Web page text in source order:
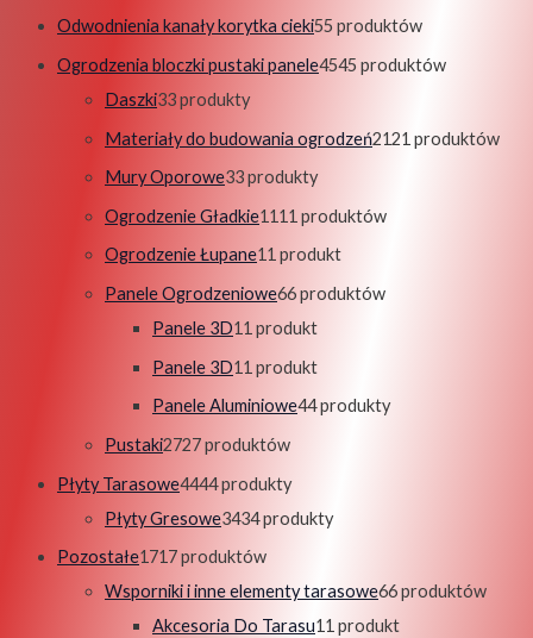
Odwodnienia kanały korytka cieki55 produktów
Ogrodzenia bloczki pustaki panele4545 produktów
Daszki33 produkty
Materiały do budowania ogrodzeń2121 produktów
Mury Oporowe33 produkty
Ogrodzenie Gładkie1111 produktów
Ogrodzenie Łupane11 produkt
Panele Ogrodzeniowe66 produktów
Panele 3D11 produkt
Panele 3D11 produkt
Panele Aluminiowe44 produkty
Pustaki2727 produktów
Płyty Tarasowe4444 produkty
Płyty Gresowe3434 produkty
Pozostałe1717 produktów
Wsporniki i inne elementy tarasowe66 produktów
Akcesoria Do Tarasu11 produkt